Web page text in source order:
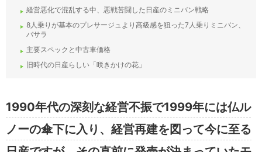
経営悪化で混乱する中、悪戦苦闘した日産のミニバン戦略
8人乗りが基本のプレサージュより高級感を狙った7人乗りミニバン、
バサラ
主要スペックと中古車価格
旧時代の日産らしい「咲きかけの花」
1990年代の深刻な経営不振で1999年には仏ル
ノーの傘下に入り、経営再建を図って今に至る